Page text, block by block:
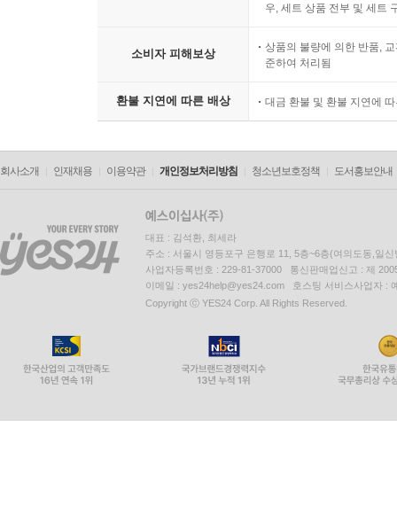
우, 세트 상품 전부 및 세트
소비자 피해보상
상품의 불량에 의한 반품,
준하여 처리됨
환불 지연에 따른 배상 대금 환불 및 환불 지연에
회사소개 인재채용 이용약관 개인정보처리방침 청소년보호정책 도서홍보안내
대표 : 김석환, 최세라
주소 : 서울시 영등포구 은행로 11, 5층~6층(여의도동,일신
사업자등록번호 : 229-81-37000 통신판매업신고 : 제
이메일 : yes24help@yes24.com 호스팅 서비스사업자 :
Copyright ⓒ YES24 Corp. All Rights Reserved.